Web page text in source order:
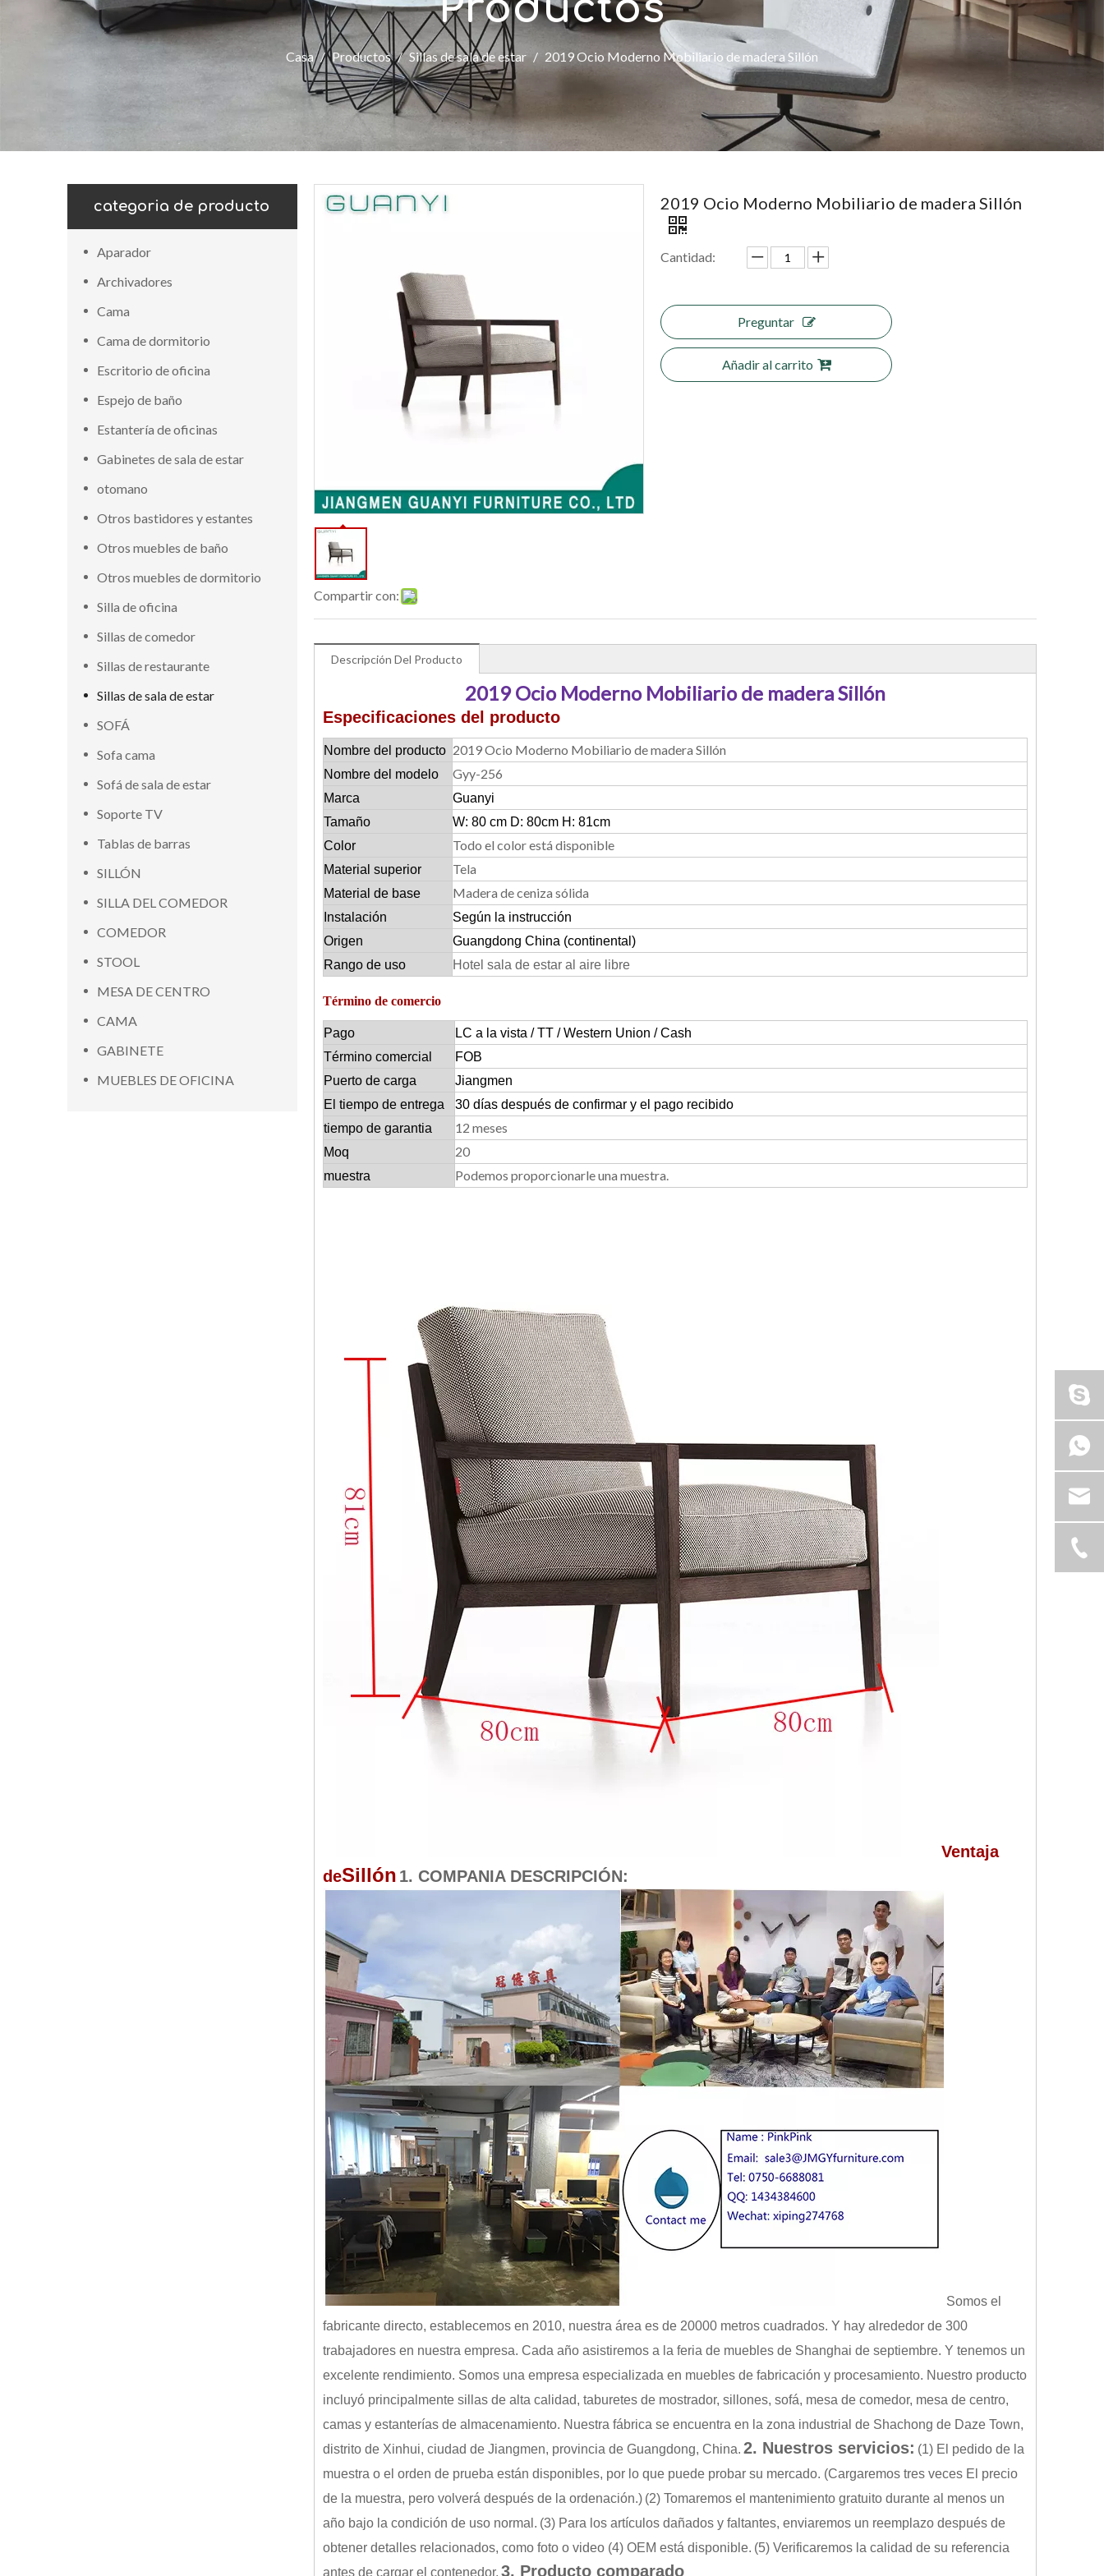
Casa / Productos / Sillas de sala de estar / 2019 Ocio Moderno Mobiliario de madera Sillón
categoria de producto
Aparador
Archivadores
Cama
Cama de dormitorio
Escritorio de oficina
Espejo de baño
Estantería de oficinas
Gabinetes de sala de estar
otomano
Otros bastidores y estantes
Otros muebles de baño
Otros muebles de dormitorio
Silla de oficina
Sillas de comedor
Sillas de restaurante
Sillas de sala de estar
SOFÁ
Sofa cama
Sofá de sala de estar
Soporte TV
Tablas de barras
SILLÓN
SILLA DEL COMEDOR
COMEDOR
STOOL
MESA DE CENTRO
CAMA
GABINETE
MUEBLES DE OFICINA
Compartir con:
2019 Ocio Moderno Mobiliario de madera Sillón
Cantidad:
Preguntar
Añadir al carrito
Descripción Del Producto
2019 Ocio Moderno Mobiliario de madera Sillón
Especificaciones del producto
Nombre del producto 2019 Ocio Moderno Mobiliario de madera Sillón
Nombre del modelo Gyy-256
Marca
Guanyi
Tamaño
W: 80 cm D: 80cm H: 81cm
Color
Todo el color está disponible
Material superior Tela
Material de base Madera de ceniza sólida
Instalación
Según la instrucción
Origen
Guangdong China (continental)
Rango de uso
Hotel sala de estar al aire libre
Término de comercio
Pago
LC a la vista / TT / Western Union / Cash
Término comercial
FOB
Puerto de carga
Jiangmen
El tiempo de entrega
30 días después de confirmar y el pago recibido
tiempo de garantia
12 meses
Moq 20
muestra Podemos proporcionarle una muestra.
Ventaja
deSillón 1. COMPANIA DESCRIPCIÓN:
Somos el
fabricante directo, establecemos en 2010, nuestra área es de 20000 metros cuadrados. Y hay alrededor de 300
trabajadores en nuestra empresa. Cada año asistiremos a la feria de muebles de Shanghai de septiembre. Y tenemos un
excelente rendimiento. Somos una empresa especializada en muebles de fabricación y procesamiento. Nuestro producto
incluyó principalmente sillas de alta calidad, taburetes de mostrador, sillones, sofá, mesa de comedor, mesa de centro,
camas y estanterías de almacenamiento. Nuestra fábrica se encuentra en la zona industrial de Shachong de Daze Town,
distrito de Xinhui, ciudad de Jiangmen, provincia de Guangdong, China. 2. Nuestros servicios: (1) El pedido de la
muestra o el orden de prueba están disponibles, por lo que puede probar su mercado. (Cargaremos tres veces El precio
de la muestra, pero volverá después de la ordenación.) (2) Tomaremos el mantenimiento gratuito durante al menos un
año bajo la condición de uso normal. (3) Para los artículos dañados y faltantes, enviaremos un reemplazo después de
obtener detalles relacionados, como foto o video (4) OEM está disponible. (5) Verificaremos la calidad de su referencia
antes de cargar el contenedor. 3. Producto comparado